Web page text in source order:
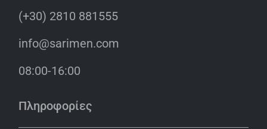
(+30) 2810 881555
info@sarimen.com
08:00-16:00
Πληροφορίες